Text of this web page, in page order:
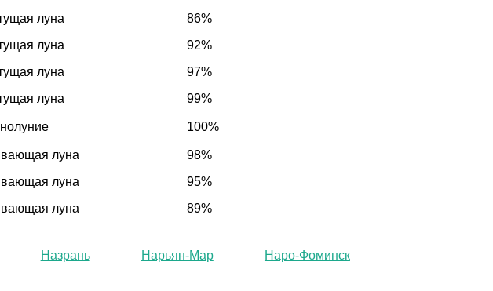
луна
86%
луна
92%
луна
97%
луна 99%
100%
луна
98%
луна
95%
луна 89%
Назрань Нарьян-Мар Наро-Фоминск